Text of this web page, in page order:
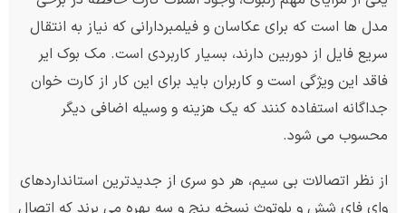
مدل ها است که برای عکاسان و فیلمبردارانی که نیاز به انتقال
سریع فایل از دوربین دارند، بسیار کاربردی است. مک بوک ایر
فاقد این ویژگی است و کاربران باید برای این کار از کارت خوان
جداگانه استفاده کنند که یک هزینه و وسیله اضافی دیگر
محسوب می شود.
از نظر اتصالات بی سیم، هر دو سری از جدیدترین استانداردهای